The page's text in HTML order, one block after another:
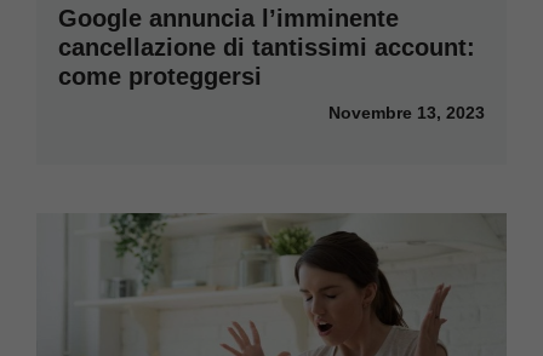
Google annuncia l’imminente
cancellazione di tantissimi account:
come proteggersi
Novembre 13, 2023